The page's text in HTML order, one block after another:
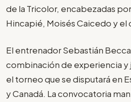
de la Tricolor, encabezadas
Hincapié, Moisés Caicedo y el
El entrenador Sebastián
combinación de experiencia y
el torneo que se disputará en
y Canadá. La convocatoria